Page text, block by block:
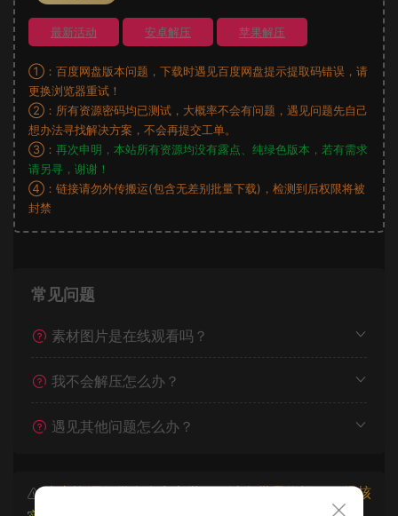
最新活动 安卓解压 苹果解压
①：百度网盘版本问题，下载时遇见百度网盘提示提取码错误，请
更换浏览器重试！
②：所有资源密码均已测试，大概率不会有问题，遇见问题先自己
想办法寻找解决方案，不会再提交工单。
③： 再次申明，本站所有资源均没有露点、纯绿色版本，若有需求
请另寻，谢谢！
④：链接请勿外传搬运(包含无差别批量下载)，检测到后权限将被
封禁
常见问题
素材图片是在线观看吗？
我不会解压怎么办？
遇见其他问题怎么办？
本文资源仅供个人参考学习，请勿批量搬运，一经核